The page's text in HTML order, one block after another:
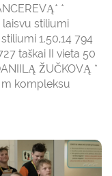
*
laisvu stiliumi
1.50,14 794
taškai II vieta 50
ŽUČKOVĄ *
m kompleksu